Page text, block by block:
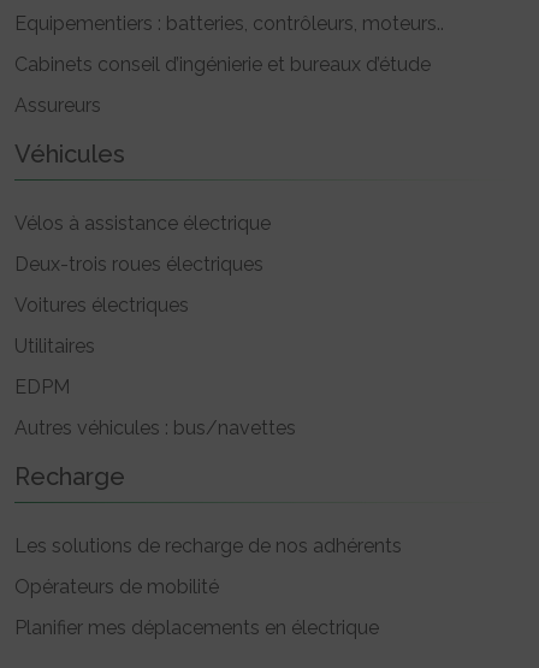
Equipementiers : batteries, contrôleurs, moteurs..
Cabinets conseil d’ingénierie et bureaux d’étude
Assureurs
Véhicules
Vélos à assistance électrique
Deux-trois roues électriques
Voitures électriques
Utilitaires
EDPM
Autres véhicules : bus/navettes
Recharge
Les solutions de recharge de nos adhérents
Opérateurs de mobilité
Planifier mes déplacements en électrique